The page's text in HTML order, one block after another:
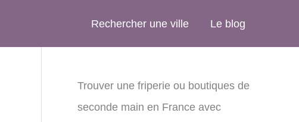
Rechercher une ville Le blog
Trouver une friperie ou boutiques de
seconde main en France avec